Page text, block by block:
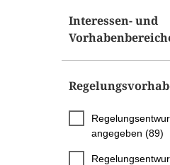
Interessen- und
angegeben (89)